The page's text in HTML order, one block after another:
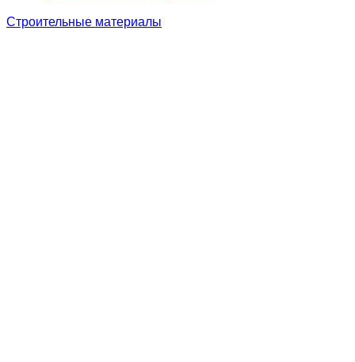
Строительные материалы